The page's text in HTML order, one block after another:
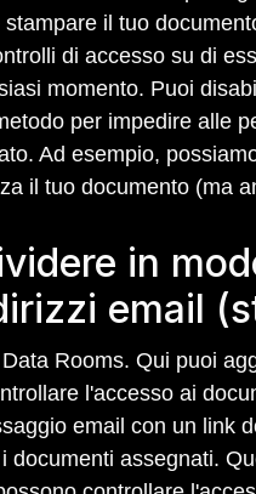
il tuo
di accesso su di
momento. Puoi
per impedire alle
Ad esempio,
il tuo documento (ma
in
email
Rooms. Qui puoi
l'accesso ai
email con un link
documenti assegnati.